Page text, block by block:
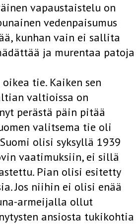
vapaustaistelu on
vedenpaisumus
kunhan vain ei sallita
ja murentaa patoja
tie. Kaiken sen
valtioissa on
perästä päin pitää
valitsema tie oli
olisi syksyllä 1939
vaatimuksiin, ei sillä
Pian olisi esitetty
Jos niihin ei olisi enää
armeijalla ollut
ansiosta tukikohtia